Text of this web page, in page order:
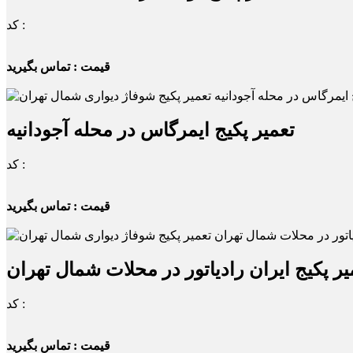
کد :
قیمت : تماس بگیرید
تعمیر پکیج ایمرگاس در محله آجودانیه
کد :
قیمت : تماس بگیرید
پکیج ایران رادیاتور در محلات شمال تهران
کد :
قیمت : تماس بگیرید